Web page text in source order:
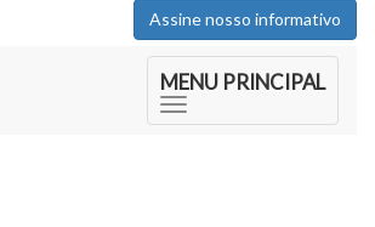
Assine nosso informativo
MENU PRINCIPAL